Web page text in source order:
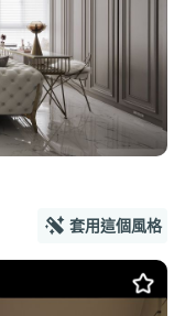
套用這個風格